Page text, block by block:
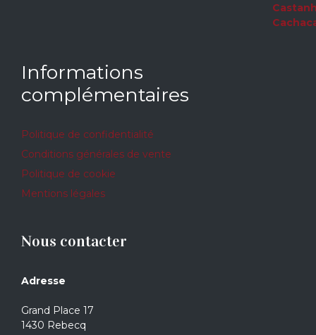
Informations
complémentaires
Politique de confidentialité
Conditions générales de vente
Politique de cookie
Mentions légales
Nous contacter
Adresse
Grand Place 17
1430 Rebecq